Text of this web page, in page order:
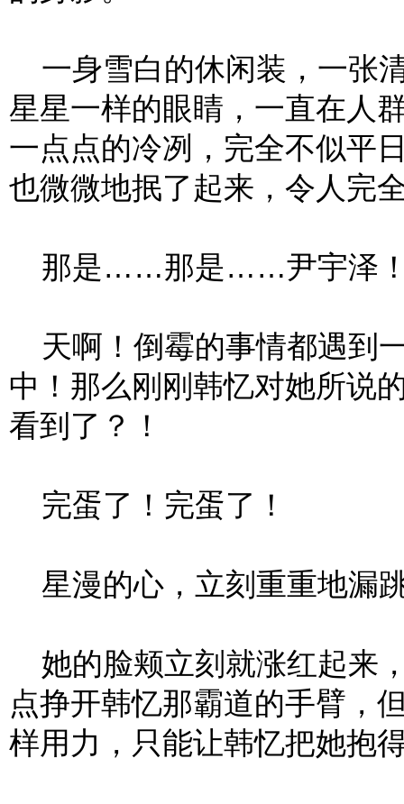
一身雪白的休闲装，一张
星星一样的眼睛，一直在人
一点点的冷冽，完全不似平
也微微地抿了起来，令人完
那是……那是……尹宇泽
天啊！倒霉的事情都遇到
中！那么刚刚韩忆对她所说
看到了？！
完蛋了！完蛋了！
星漫的心，立刻重重地漏
她的脸颊立刻就涨红起来
点挣开韩忆那霸道的手臂，
样用力，只能让韩忆把她抱